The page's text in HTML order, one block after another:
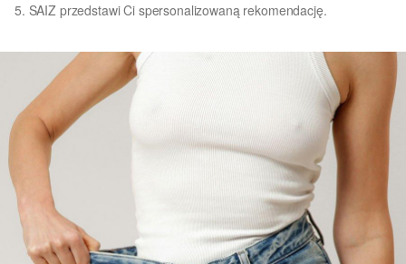
5. SAIZ przedstawi Ci spersonalizowaną rekomendację.